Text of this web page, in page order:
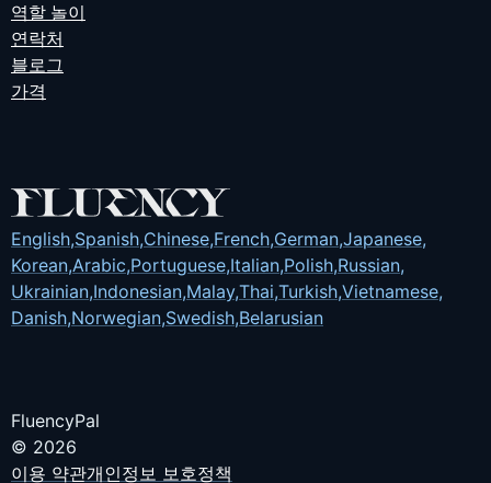
역할 놀이
연락처
블로그
가격
English,Spanish,Chinese,French,German,Japanese,
Korean,Arabic,Portuguese,Italian,Polish,Russian,
Ukrainian,Indonesian,Malay,Thai,Turkish,Vietnamese,
Danish,Norwegian,Swedish,Belarusian
FluencyPal
© 2026
이용 약관개인정보 보호정책